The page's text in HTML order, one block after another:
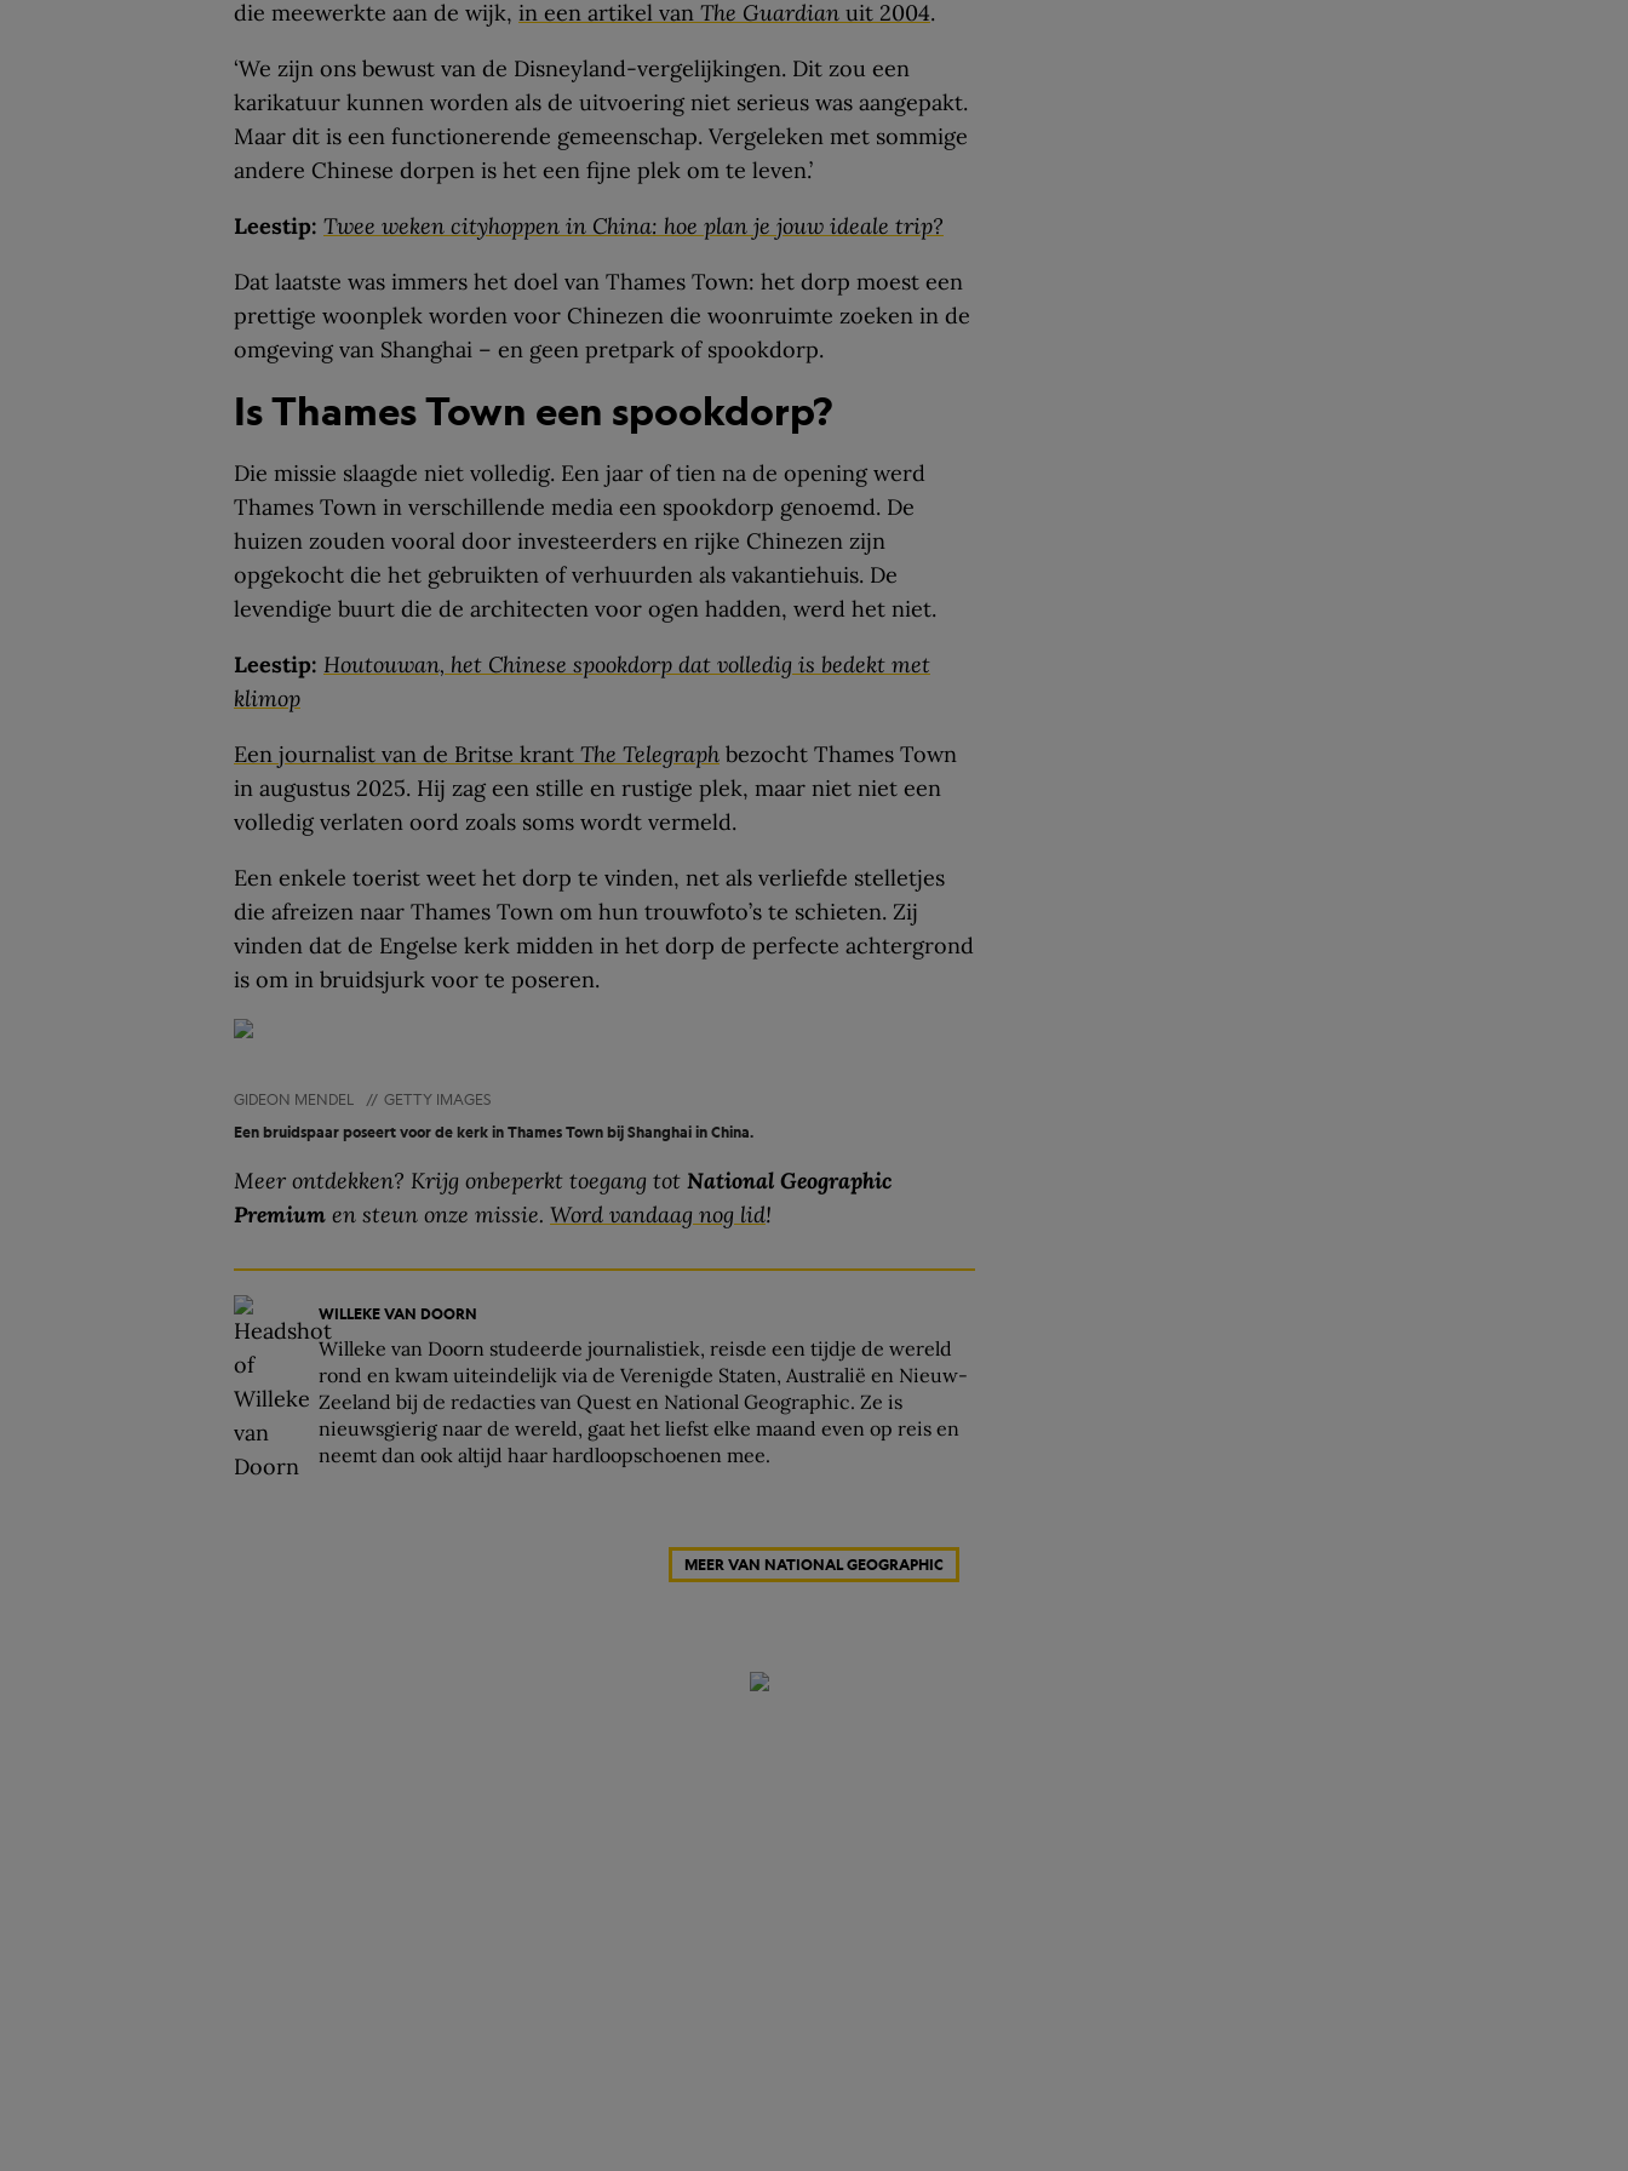
die meewerkte aan de wijk, in een artikel van The Guardian uit 2004.
‘We zijn ons bewust van de Disneyland-vergelijkingen. Dit zou een
karikatuur kunnen worden als de uitvoering niet serieus was aangepakt.
Maar dit is een functionerende gemeenschap. Vergeleken met sommige
andere Chinese dorpen is het een fijne plek om te leven.’
Leestip: Twee weken cityhoppen in China: hoe plan je jouw ideale trip?
Dat laatste was immers het doel van Thames Town: het dorp moest een
prettige woonplek worden voor Chinezen die woonruimte zoeken in de
omgeving van Shanghai – en geen pretpark of spookdorp.
Is Thames Town een spookdorp?
Die missie slaagde niet volledig. Een jaar of tien na de opening werd
Thames Town in verschillende media een spookdorp genoemd. De
huizen zouden vooral door investeerders en rijke Chinezen zijn
opgekocht die het gebruikten of verhuurden als vakantiehuis. De
levendige buurt die de architecten voor ogen hadden, werd het niet.
Leestip: Houtouwan, het Chinese spookdorp dat volledig is bedekt met
klimop
Een journalist van de Britse krant The Telegraph bezocht Thames Town
in augustus 2025. Hij zag een stille en rustige plek, maar niet niet een
volledig verlaten oord zoals soms wordt vermeld.
Een enkele toerist weet het dorp te vinden, net als verliefde stelletjes
die afreizen naar Thames Town om hun trouwfoto’s te schieten. Zij
vinden dat de Engelse kerk midden in het dorp de perfecte achtergrond
is om in bruidsjurk voor te poseren.
GIDEON MENDEL // GETTY IMAGES
Een bruidspaar poseert voor de kerk in Thames Town bij Shanghai in China.
Meer ontdekken? Krijg onbeperkt toegang tot National Geographic
Premium en steun onze missie. Word vandaag nog lid!
WILLEKE VAN DOORN
Willeke van Doorn studeerde journalistiek, reisde een tijdje de wereld
rond en kwam uiteindelijk via de Verenigde Staten, Australië en Nieuw-
Zeeland bij de redacties van Quest en National Geographic. Ze is
nieuwsgierig naar de wereld, gaat het liefst elke maand even op reis en
neemt dan ook altijd haar hardloopschoenen mee.
MEER VAN NATIONAL GEOGRAPHIC